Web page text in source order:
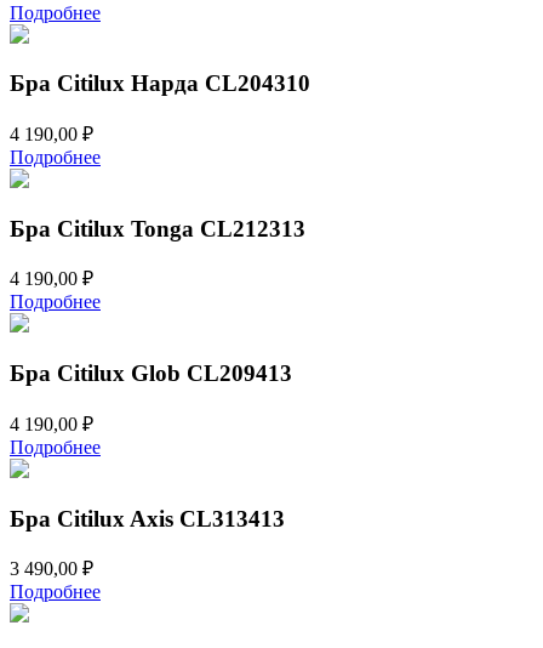
Подробнее
Бра Citilux Нарда CL204310
4 190,00 ₽
Подробнее
Бра Citilux Tonga CL212313
4 190,00 ₽
Подробнее
Бра Citilux Glob CL209413
4 190,00 ₽
Подробнее
Бра Citilux Axis CL313413
3 490,00 ₽
Подробнее